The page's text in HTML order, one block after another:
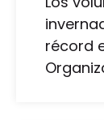
récord